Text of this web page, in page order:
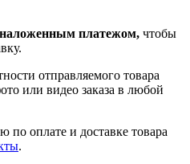
платежом, чтобы
отправляемого товара
или видео заказа в любой
оплате и доставке товара
.